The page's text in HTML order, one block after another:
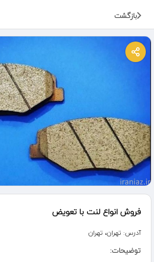
بازگشت
فروش انواع لنت با تعویض
آدرس: تهران، تهران
توضیحات: